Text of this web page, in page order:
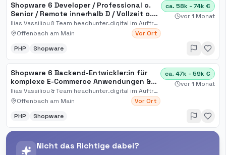
Shopware 6 Developer / Professional o.
Senior / Remote innerhalb D / Vollzeit o.
Teilzeit / bis[...]
Ilias Vassiliou & Team headhunter.digital im Auftrag
Offenbach am Main
Vor Ort
ca. 58k - 74k €
vor 1 Monat
PHP Shopware
Shopware 6 Backend-Entwickler:in für
komplexe E-Commerce Anwendungen &
Online-Shop Infrastrukturen / Region
Rhein-Main o. Düsseldorf o. Remote (D)
Ilias Vassiliou & Team headhunter.digital im Auftrag
Offenbach am Main
Vor Ort
ca. 47k - 59k €
vor 1 Monat
PHP Shopware
Nicht das Richtige dabei?